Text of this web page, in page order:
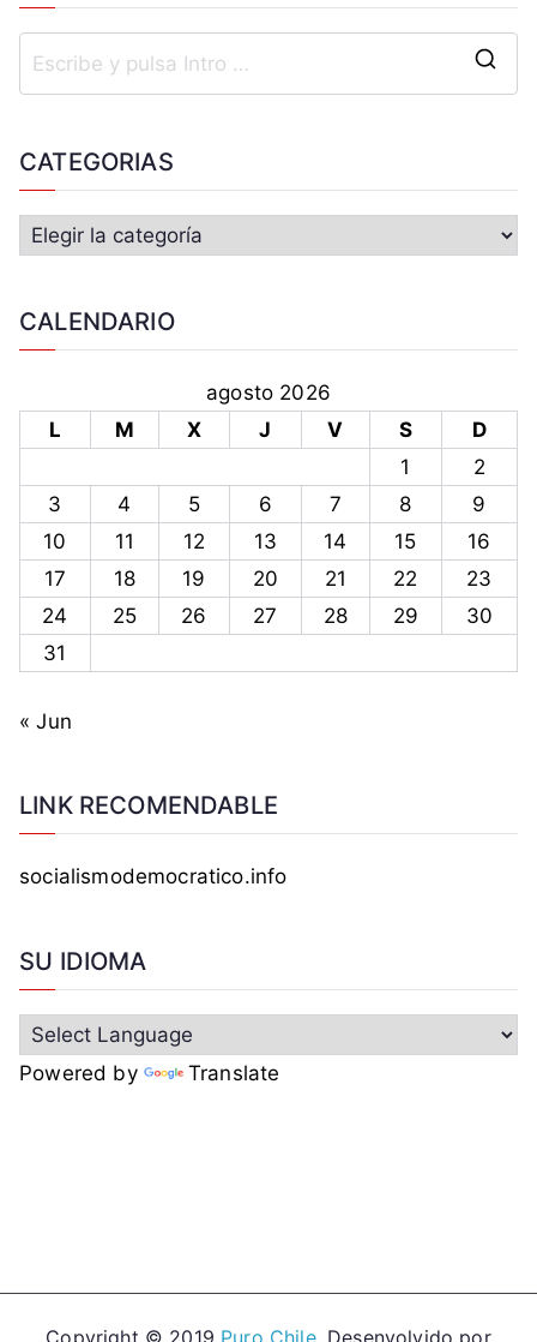
CATEGORIAS
CALENDARIO
agosto 2026
L
M X J V S
D
1
2
3
4 5 6 7 8
9
10
11 12 13 14 15
16
17
18 19 20 21 22
23
24
25 26 27 28 29
30
31
« Jun
LINK RECOMENDABLE
socialismodemocratico.info
SU IDIOMA
Powered by Translate
Copyright © 2019 Puro Chile. Desenvolvido por